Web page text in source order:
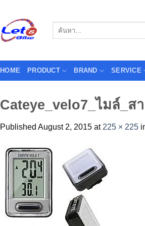
Search
HOME PRODUCT BRAND SERVICE
Cateye_velo7_ไมล์_ส
Published August 2, 2015 at 225 × 225